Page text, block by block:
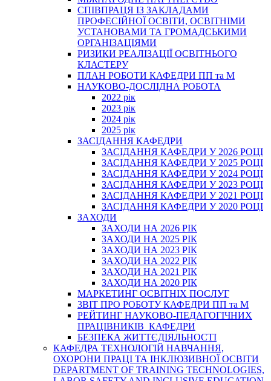
СПІВПРАЦЯ ІЗ ЗАКЛАДАМИ
ПРОФЕСІЙНОЇ ОСВІТИ, ОСВІТНІМИ
УСТАНОВАМИ ТА ГРОМАДСЬКИМИ
ОРГАНІЗАЦІЯМИ
РИЗИКИ РЕАЛІЗАЦІЇ ОСВІТНЬОГО
КЛАСТЕРУ
ПЛАН РОБОТИ КАФЕДРИ ПП та М
НАУКОВО-ДОСЛІДНА РОБОТА
2022 рік
2023 рік
2024 рік
2025 рік
ЗАСІДАННЯ КАФЕДРИ
ЗАСІДАННЯ КАФЕДРИ У 2026 РОЦІ
ЗАСІДАННЯ КАФЕДРИ У 2025 РОЦІ
ЗАСІДАННЯ КАФЕДРИ У 2024 РОЦІ
ЗАСІДАННЯ КАФЕДРИ У 2023 РОЦІ
ЗАСІДАННЯ КАФЕДРИ У 2021 РОЦІ
ЗАСІДАННЯ КАФЕДРИ У 2020 РОЦІ
ЗАХОДИ
ЗАХОДИ НА 2026 РІК
ЗАХОДИ НА 2025 РІК
ЗАХОДИ НА 2023 РІК
ЗАХОДИ НА 2022 РІК
ЗАХОДИ НА 2021 РІК
ЗАХОДИ НА 2020 РІК
МАРКЕТИНГ ОСВІТНІХ ПОСЛУГ
3BIT ПРО РОБОТУ КАФЕДРИ ПП та М
РЕЙТИНГ НАУКОВО-ПЕДАГОГІЧНИХ
ПРАЦІВНИКІВ КАФЕДРИ
БЕЗПЕКА ЖИТТЄДІЯЛЬНОСТІ
КАФЕДРА ТЕХНОЛОГІЙ НАВЧАННЯ,
ОХОРОНИ ПРАЦІ ТА ІНКЛЮЗИВНОЇ ОСВІТИ
DEPARTMENT OF TRAINING TECHNOLOGIES,